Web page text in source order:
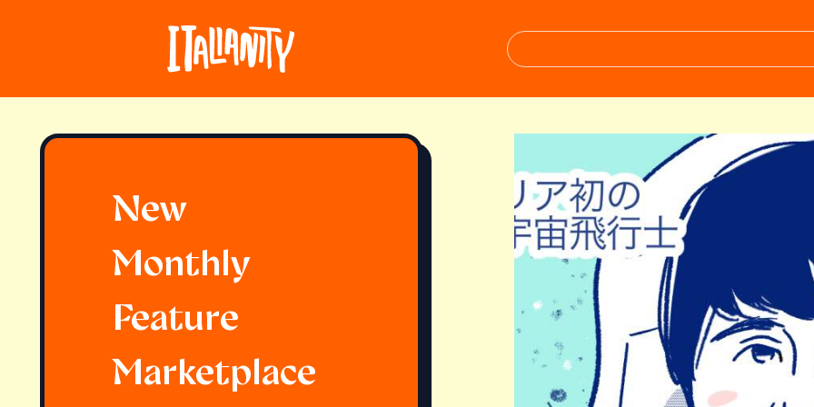
New
Monthly
Feature
Marketplace